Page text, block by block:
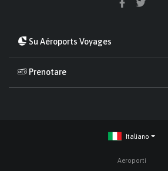
Su Aéroports Voyages
Prenotare
Italiano
Aeroporti